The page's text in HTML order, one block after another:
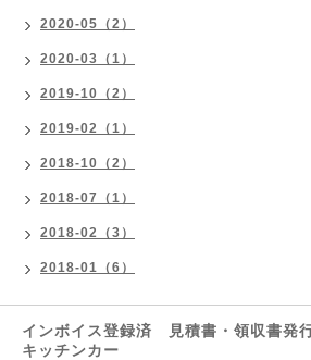
2020-05（2）
2020-03（1）
2019-10（2）
2019-02（1）
2018-10（2）
2018-07（1）
2018-02（3）
2018-01（6）
インボイス登録済 見積書・領収書発
キッチンカー